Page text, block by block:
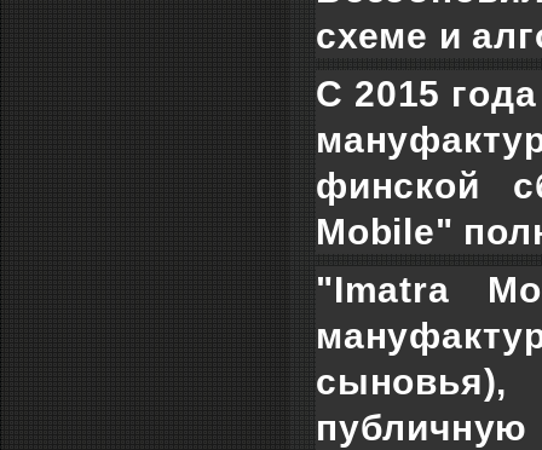
схеме и
С 2015
финской
Mobile"
"Imatra
сыновья),